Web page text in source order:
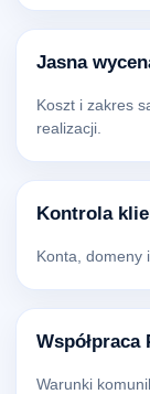
Jasna
Koszt i zakres
realizacji.
Kontrola
Konta, domeny
Współpraca
Warunki